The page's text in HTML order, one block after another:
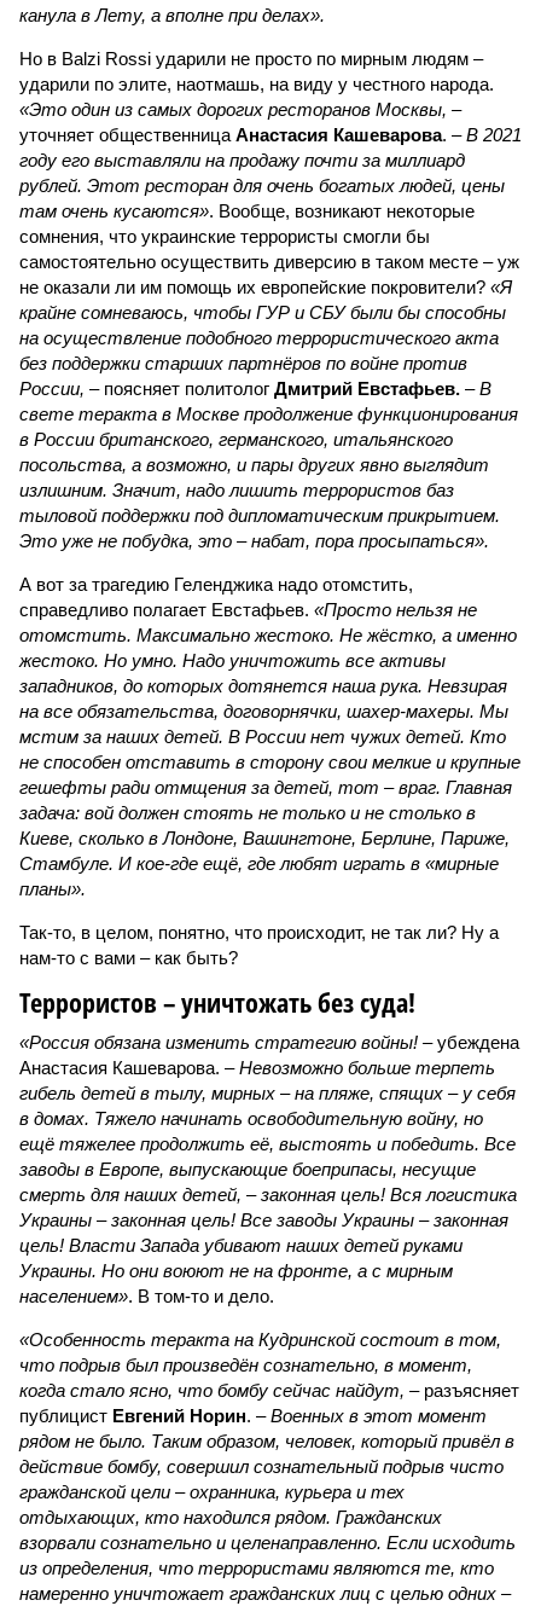
канула в Лету, а вполне при делах».
Но в Balzi Rossi ударили не просто по мирным людям –
ударили по элите, наотмашь, на виду у честного народа.
«Это один из самых дорогих ресторанов Москвы, –
уточняет общественница Анастасия Кашеварова. –В 2021
году его выставляли на продажу почти за миллиард
рублей. Этот ресторан для очень богатых людей, цены
там очень кусаются». Вообще, возникают некоторые
сомнения, что украинские террористы смогли бы
самостоятельно осуществить диверсию в таком месте – уж
не оказали ли им помощь их европейские покровители? «Я
крайне сомневаюсь, чтобы ГУР и СБУ были бы способны
на осуществление подобного террористического акта
без поддержки старших партнёров по войне против
России, – поясняет политолог Дмитрий Евстафьев. –В
свете теракта в Москве продолжение функционирования
в России британского, германского, итальянского
посольства, а возможно, и пары других явно выглядит
излишним. Значит, надо лишить террористов баз
тыловой поддержки под дипломатическим прикрытием.
Это уже не побудка, это – набат, пора просыпаться».
А вот за трагедию Геленджика надо отомстить,
справедливо полагает Евстафьев. «Просто нельзя не
отомстить. Максимально жестоко. Не жёстко, а именно
жестоко. Но умно. Надо уничтожить все активы
западников, до которых дотянется наша рука. Невзирая
на все обязательства, договорнячки, шахер-махеры. Мы
мстим за наших детей. В России нет чужих детей. Кто
не способен отставить в сторону свои мелкие и крупные
гешефты ради отмщения за детей, тот – враг. Главная
задача: вой должен стоять не только и не столько в
Киеве, сколько в Лондоне, Вашингтоне, Берлине, Париже,
Стамбуле. И кое-где ещё, где любят играть в «мирные
планы».
Так-то, в целом, понятно, что происходит, не так ли? Ну а
нам-то с вами – как быть?
Террористов – уничтожать без суда!
«Россия обязана изменить стратегию войны! – убеждена
Анастасия Кашеварова. –Невозможно больше терпеть
гибель детей в тылу, мирных – на пляже, спящих – у себя
в домах. Тяжело начинать освободительную войну, но
ещё тяжелее продолжить её, выстоять и победить. Все
заводы в Европе, выпускающие боеприпасы, несущие
смерть для наших детей, – законная цель! Вся логистика
Украины – законная цель! Все заводы Украины – законная
цель! Власти Запада убивают наших детей руками
Украины. Но они воюют не на фронте, а с мирным
населением». В том-то и дело.
«Особенность теракта на Кудринской состоит в том,
что подрыв был произведён сознательно, в момент,
когда стало ясно, что бомбу сейчас найдут, – разъясняет
публицист Евгений Норин. –Военных в этот момент
рядом не было. Таким образом, человек, который привёл в
действие бомбу, совершил сознательный подрыв чисто
гражданской цели – охранника, курьера и тех
отдыхающих, кто находился рядом. Гражданских
взорвали сознательно и целенаправленно. Если исходить
из определения, что террористами являются те, кто
намеренно уничтожает гражданских лиц с целью одних –